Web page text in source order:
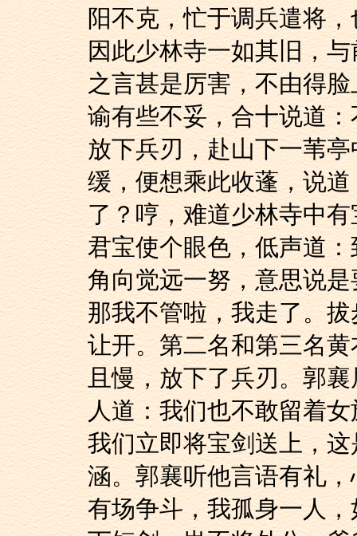
阳不克，忙于调兵遣将
因此少林寺一如其旧，
之言甚是厉害，不由得
谕有些不妥，合十说道
放下兵刃，赴山下一苇
缓，便想乘此收蓬，说
了？哼，难道少林寺中
君宝使个眼色，低声道
角向觉远一努，意思说
那我不管啦，我走了。
让开。第二名和第三名
且慢，放下了兵刃。郭
人道：我们也不敢留着
我们立即将宝剑送上，
涵。郭襄听他言语有礼
有场争斗，我孤身一人